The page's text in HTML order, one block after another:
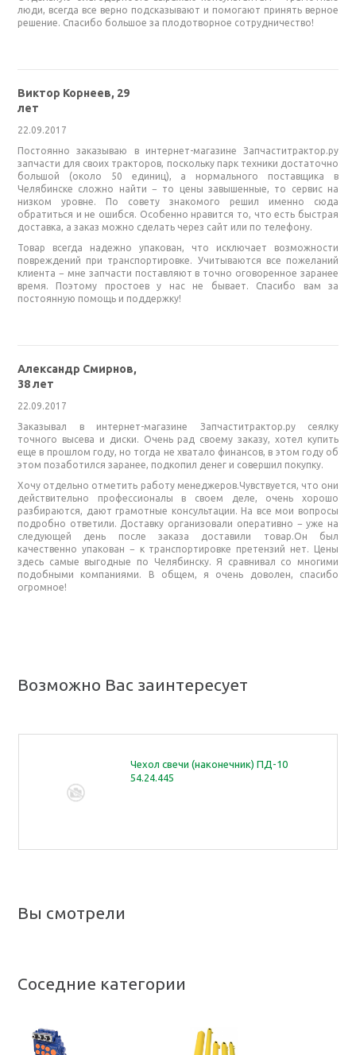
люди, всегда все верно подсказывают и помогают принять верное
решение. Спасибо большое за плодотворное сотрудничество!
Виктор Корнеев, 29
лет
22.09.2017
Постоянно заказываю в интернет-магазине Запчаститрактор.ру
запчасти для своих тракторов, поскольку парк техники достаточно
большой (около 50 единиц), а нормального поставщика в
Челябинске сложно найти − то цены завышенные, то сервис на
низком уровне. По совету знакомого решил именно сюда
обратиться и не ошибся. Особенно нравится то, что есть быстрая
доставка, а заказ можно сделать через сайт или по телефону.
Товар всегда надежно упакован, что исключает возможности
повреждений при транспортировке. Учитываются все пожеланий
клиента − мне запчасти поставляют в точно оговоренное заранее
время. Поэтому простоев у нас не бывает. Спасибо вам за
постоянную помощь и поддержку!
Александр Смирнов,
38 лет
22.09.2017
Заказывал в интернет-магазине Запчаститрактор.ру сеялку
точного высева и диски. Очень рад своему заказу, хотел купить
еще в прошлом году, но тогда не хватало финансов, в этом году об
этом позаботился заранее, подкопил денег и совершил покупку.
Хочу отдельно отметить работу менеджеров.Чувствуется, что они
действительно профессионалы в своем деле, очень хорошо
разбираются, дают грамотные консультации. На все мои вопросы
подробно ответили. Доставку организовали оперативно − уже на
следующей день после заказа доставили товар.Он был
качественно упакован − к транспортировке претензий нет. Цены
здесь самые выгодные по Челябинску. Я сравнивал со многими
подобными компаниями. В общем, я очень доволен, спасибо
огромное!
Возможно Вас заинтересует
Чехол свечи (наконечник) ПД-10
54.24.445
Вы смотрели
Соседние категории